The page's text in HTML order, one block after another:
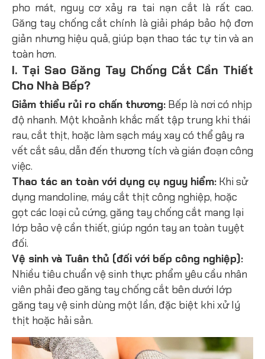
pho mát, nguy cơ xảy ra tai nạn cắt là rất cao.
Găng tay chống cắt chính là giải pháp bảo hộ đơn
giản nhưng hiệu quả, giúp bạn thao tác tự tin và an
toàn hơn.
I. Tại Sao Găng Tay Chống Cắt Cần Thiết
Cho Nhà Bếp?
Giảm thiểu rủi ro chấn thương: Bếp là nơi có nhịp
độ nhanh. Một khoảnh khắc mất tập trung khi thái
rau, cắt thịt, hoặc làm sạch máy xay có thể gây ra
vết cắt sâu, dẫn đến thương tích và gián đoạn công
việc.
Thao tác an toàn với dụng cụ nguy hiểm: Khi sử
dụng mandoline, máy cắt thịt công nghiệp, hoặc
gọt các loại củ cứng, găng tay chống cắt mang lại
lớp bảo vệ cần thiết, giúp ngón tay an toàn tuyệt
đối.
Vệ sinh và Tuân thủ (đối với bếp công nghiệp):
Nhiều tiêu chuẩn vệ sinh thực phẩm yêu cầu nhân
viên phải đeo găng tay chống cắt bên dưới lớp
găng tay vệ sinh dùng một lần, đặc biệt khi xử lý
thịt hoặc hải sản.